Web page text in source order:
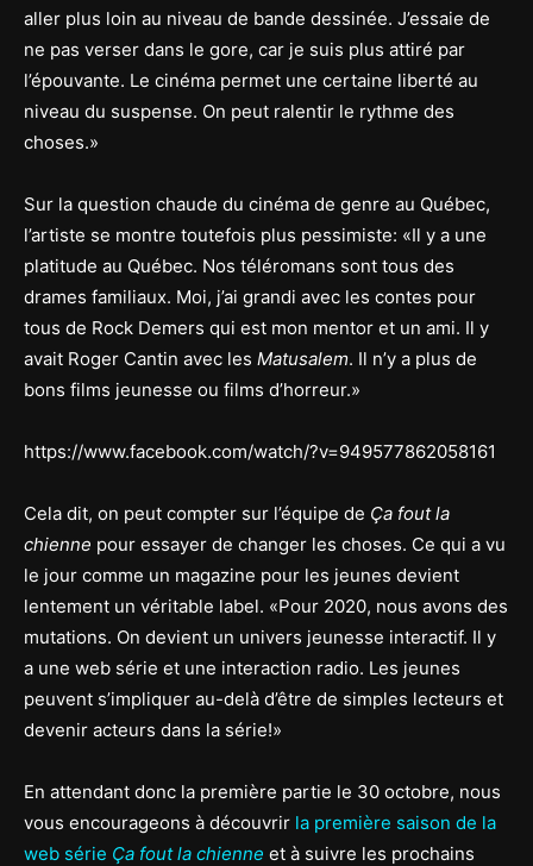
aller plus loin au niveau de bande dessinée. J’essaie de
ne pas verser dans le gore, car je suis plus attiré par
l’épouvante. Le cinéma permet une certaine liberté au
niveau du suspense. On peut ralentir le rythme des
choses.»
Sur la question chaude du cinéma de genre au Québec,
l’artiste se montre toutefois plus pessimiste: «Il y a une
platitude au Québec. Nos téléromans sont tous des
drames familiaux. Moi, j’ai grandi avec les contes pour
tous de Rock Demers qui est mon mentor et un ami. Il y
avait Roger Cantin avec les Matusalem. Il n’y a plus de
bons films jeunesse ou films d’horreur.»
https://www.facebook.com/watch/?v=949577862058161
Cela dit, on peut compter sur l’équipe de Ça fout la
chienne pour essayer de changer les choses. Ce qui a vu
le jour comme un magazine pour les jeunes devient
lentement un véritable label. «Pour 2020, nous avons des
mutations. On devient un univers jeunesse interactif. Il y
a une web série et une interaction radio. Les jeunes
peuvent s’impliquer au-delà d’être de simples lecteurs et
devenir acteurs dans la série!»
En attendant donc la première partie le 30 octobre, nous
vous encourageons à découvrir la première saison de la
web série Ça fout la chienne et à suivre les prochains